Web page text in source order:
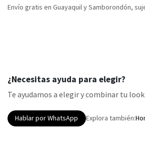
Envío gratis en Guayaquil y Samborondón,
¿Necesitas ayuda para elegir?
Te ayudamos a elegir y combinar tu
Hablar por WhatsApp Explora también: